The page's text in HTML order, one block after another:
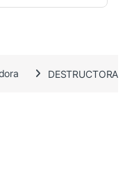
DESTRUCTORA